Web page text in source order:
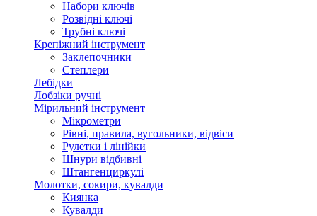
Набори ключів
Розвідні ключі
Трубні ключі
Крепіжний інструмент
Заклепочники
Степлери
Лебідки
Лобзіки ручні
Мірильний інструмент
Мікрометри
Рівні, правила, вугольники, відвіси
Рулетки і лінійки
Шнури відбивні
Штангенциркулі
Молотки, сокири, кувалди
Киянка
Кувалди